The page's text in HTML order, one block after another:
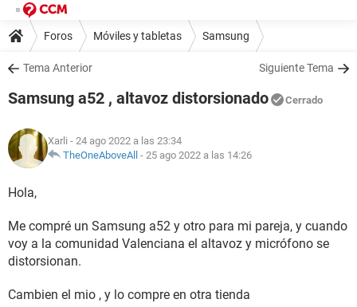
Foros Móviles y tabletas Samsung
Tema Anterior Siguiente Tema
Samsung a52 , altavoz distorsionado Cerrado
Xarli - 24 ago 2022 a las 23:34
TheOneAboveAll - 25 ago 2022 a las 14:26
Hola,
Me compré un Samsung a52 y otro para mi pareja, y cuando
voy a la comunidad Valenciana el altavoz y micrófono se
distorsionan.
Cambien el mio , y lo compre en otra tienda